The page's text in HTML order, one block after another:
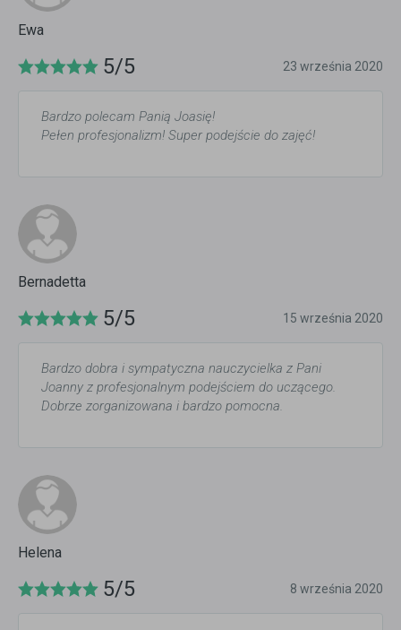
Ewa
5/5 23 września 2020
Bardzo polecam Panią Joasię!
Pełen profesjonalizm! Super podejście do zajęć!
Bernadetta
5/5 15 września 2020
Bardzo dobra i sympatyczna nauczycielka z Pani
Joanny z profesjonalnym podejściem do uczącego.
Dobrze zorganizowana i bardzo pomocna.
Helena
5/5 8 września 2020